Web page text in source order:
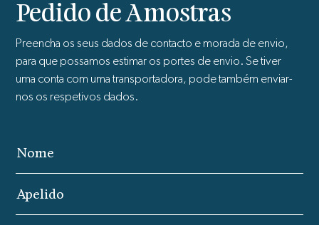
Pedido de Amostras
Preencha os seus dados de contacto e morada de envio,
para que possamos estimar os portes de envio. Se tiver
uma conta com uma transportadora, pode também enviar-
nos os respetivos dados.
Nome
Apelido